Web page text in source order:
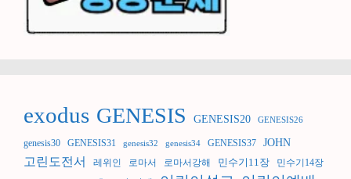
exodus GENESIS GENESIS20 GENESIS26
genesis30 GENESIS31 genesis32 genesis34 GENESIS37 JOHN
고린도전서 레위인 로마서 로마서강해 민수기11장
민수기14장